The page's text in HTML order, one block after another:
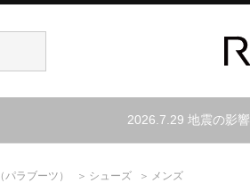
2026.7.29 地震の影
（パラブーツ） シューズ メンズ